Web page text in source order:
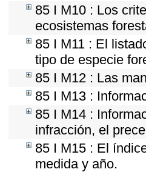
85 I M10 : Los
ecosistemas
85 I M11 : El
tipo de especie
85 I M12 : Las
85 I M13 :
85 I M14 :
infracción, el
85 I M15 : El
medida y año.